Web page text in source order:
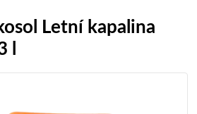
Letní kapalina
l